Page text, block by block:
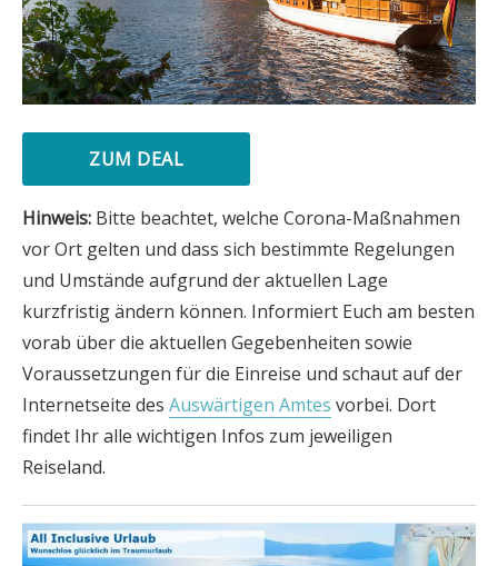
ZUM DEAL
Hinweis: Bitte beachtet, welche Corona-Maßnahmen
vor Ort gelten und dass sich bestimmte Regelungen
und Umstände aufgrund der aktuellen Lage
kurzfristig ändern können. Informiert Euch am besten
vorab über die aktuellen Gegebenheiten sowie
Voraussetzungen für die Einreise und schaut auf der
Internetseite des Auswärtigen Amtes vorbei. Dort
findet Ihr alle wichtigen Infos zum jeweiligen
Reiseland.